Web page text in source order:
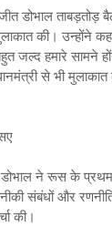
डोभाल ताबड़तोड़
की। उन्होंने
जल्द हमारे सामने
से भी मुलाकात
डोभाल ने रूस के
संबंधों और
की।